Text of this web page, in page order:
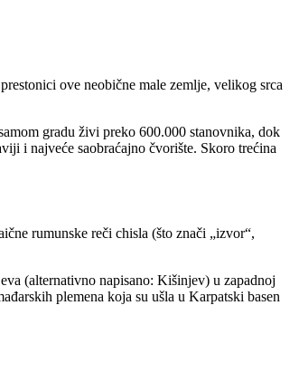
ove neobične male zemlje, velikog srca
gradu živi preko 600.000 stanovnika, dok
i najveće saobraćajno čvorište. Skoro trećina
rumunske reči chisla (što znači „izvor“,
(alternativno napisano: Kišinjev) u zapadnoj
plemena koja su ušla u Karpatski basen